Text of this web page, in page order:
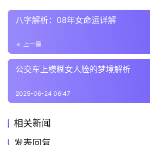
八字解析：08年女命运详解
上一篇
公交车上模糊女人脸的梦境解析
2025-06-24 06:47
相关新闻